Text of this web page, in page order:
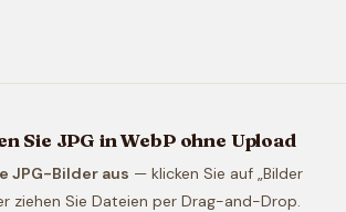
Sie JPG in WebP ohne Upload
JPG-Bilder aus — klicken Sie auf „Bilder
ziehen Sie Dateien per Drag-and-Drop.